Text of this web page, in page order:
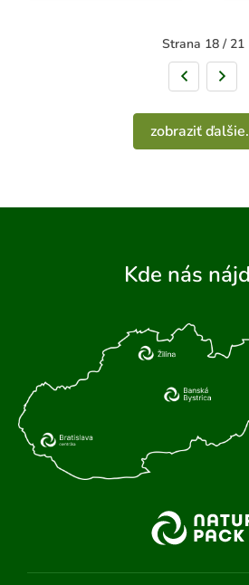
Strana 18 / 21
zobraziť
Kde nás